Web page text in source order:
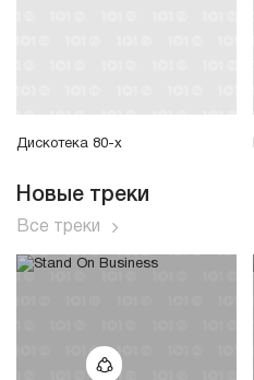
Дискотека 80-х
Новые треки
Все треки